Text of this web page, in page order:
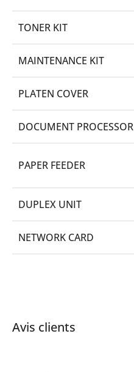
TONER KIT
MAINTENANCE KIT
PLATEN COVER
DOCUMENT PROCESSOR
PAPER FEEDER
DUPLEX UNIT
NETWORK CARD
Avis clients